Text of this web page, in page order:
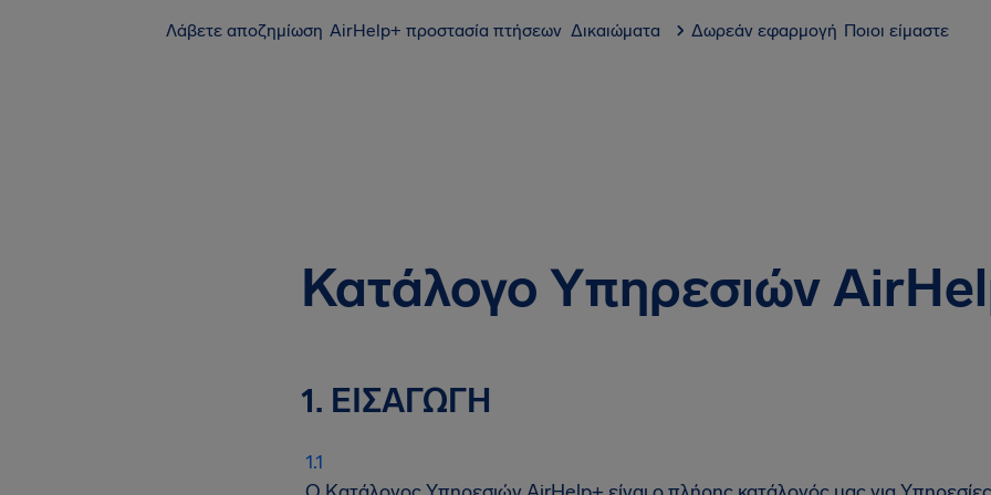
Λάβετε αποζημίωση AirHelp+ προστασία πτήσεων Δικαιώματα Δωρεάν εφαρμογή Ποιοι είμαστε
Κατάλογο Υπηρεσιών
1. ΕΙΣΑΓΩΓΗ